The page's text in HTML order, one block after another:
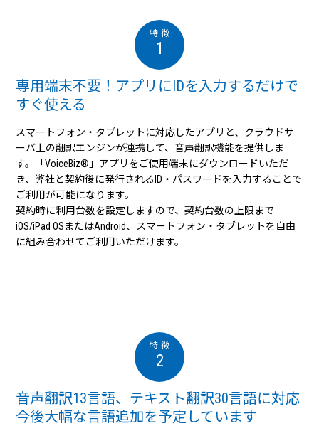
1
専用端末不要！アプリにIDを入力するだけで
すぐ使える
スマートフォン・タブレットに対応したアプリと、クラウドサ
ーバ上の翻訳エンジンが連携して、音声翻訳機能を提供しま
す。「VoiceBiz®」アプリをご使用端末にダウンロードいただ
き、弊社と契約後に発行されるID・パスワードを入力することで
ご利用が可能になります。
契約時に利用台数を設定しますので、契約台数の上限まで
iOS/iPad OSまたはAndroid、スマートフォン・タブレットを自由
に組み合わせてご利用いただけます。
2
音声翻訳13言語、テキスト翻訳30言語に対応
今後大幅な言語追加を予定しています